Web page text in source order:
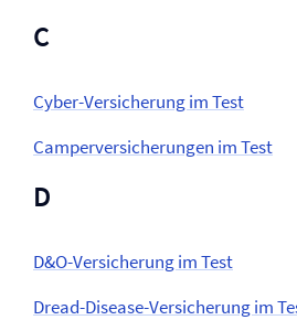
C
Cyber-Versicherung im Test
Camper­versicherungen im Test
D
D&O-Versicherung im Test
Dread-Disease-Versicherung im